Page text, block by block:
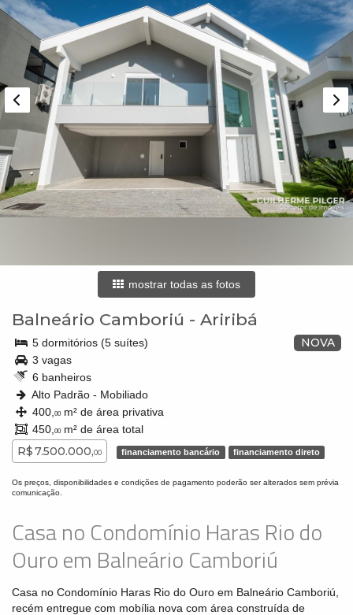
mostrar todas as fotos
Balneário Camboriú - Ariribá
NOVA
5 dormitórios (5 suítes)
3 vagas
6 banheiros
Alto Padrão - Mobiliado
400, 00m² de área privativa
450, 00m² de área total
R$ 7.500.000,00 financiamento bancário financiamento direto
Os preços, disponibilidades e condições de pagamento poderão ser alterados sem prévia
comunicação.
Casa no Condomínio Haras Rio do
Ouro em Balneário Camboriú
Casa no Condomínio Haras Rio do Ouro em Balneário Camboriú,
recém entregue com mobília nova com área construída de